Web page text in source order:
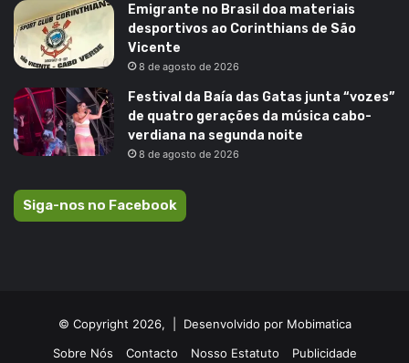
Emigrante no Brasil doa materiais
desportivos ao Corinthians de São
Vicente
8 de agosto de 2026
Festival da Baía das Gatas junta “vozes”
de quatro gerações da música cabo-
verdiana na segunda noite
8 de agosto de 2026
Siga-nos no Facebook
© Copyright 2026, | Desenvolvido por Mobimatica
Sobre Nós
Contacto Nosso Estatuto Publicidade